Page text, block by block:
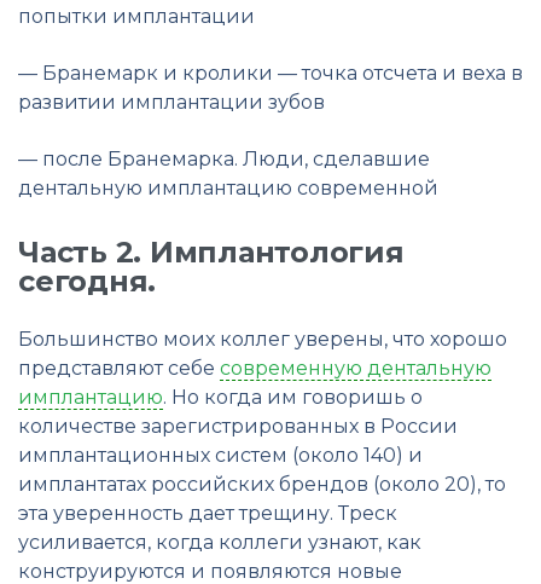
попытки имплантации
— Бранемарк и кролики — точка отсчета и веха в
развитии имплантации зубов
— после Бранемарка. Люди, сделавшие
дентальную имплантацию современной
Часть 2. Имплантология
сегодня.
Большинство моих коллег уверены, что хорошо
представляют себе современную дентальную
имплантацию. Но когда им говоришь о
количестве зарегистрированных в России
имплантационных систем (около 140) и
имплантатах российских брендов (около 20), то
эта уверенность дает трещину. Треск
усиливается, когда коллеги узнают, как
конструируются и появляются новые